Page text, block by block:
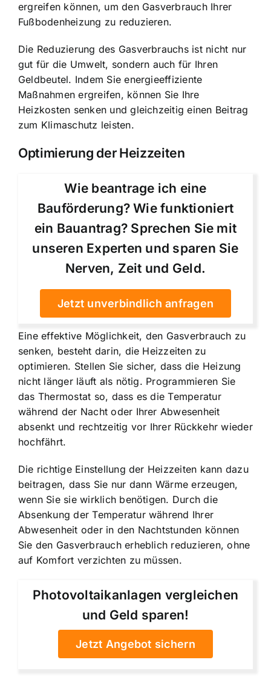
ergreifen können, um den Gasverbrauch Ihrer
Fußbodenheizung zu reduzieren.
Die Reduzierung des Gasverbrauchs ist nicht nur
gut für die Umwelt, sondern auch für Ihren
Geldbeutel. Indem Sie energieeffiziente
Maßnahmen ergreifen, können Sie Ihre
Heizkosten senken und gleichzeitig einen Beitrag
zum Klimaschutz leisten.
Optimierung der Heizzeiten
Wie beantrage ich eine
Bauförderung? Wie funktioniert
ein Bauantrag? Sprechen Sie mit
unseren Experten und sparen Sie
Nerven, Zeit und Geld.
Jetzt unverbindlich anfragen
Eine effektive Möglichkeit, den Gasverbrauch zu
senken, besteht darin, die Heizzeiten zu
optimieren. Stellen Sie sicher, dass die Heizung
nicht länger läuft als nötig. Programmieren Sie
das Thermostat so, dass es die Temperatur
während der Nacht oder Ihrer Abwesenheit
absenkt und rechtzeitig vor Ihrer Rückkehr wieder
hochfährt.
Die richtige Einstellung der Heizzeiten kann dazu
beitragen, dass Sie nur dann Wärme erzeugen,
wenn Sie sie wirklich benötigen. Durch die
Absenkung der Temperatur während Ihrer
Abwesenheit oder in den Nachtstunden können
Sie den Gasverbrauch erheblich reduzieren, ohne
auf Komfort verzichten zu müssen.
Photovoltaikanlagen vergleichen
und Geld sparen!
Jetzt Angebot sichern